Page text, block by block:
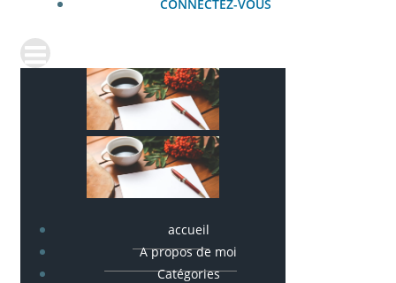
CONNECTEZ-VOUS
accueil
A propos de moi
Catégories